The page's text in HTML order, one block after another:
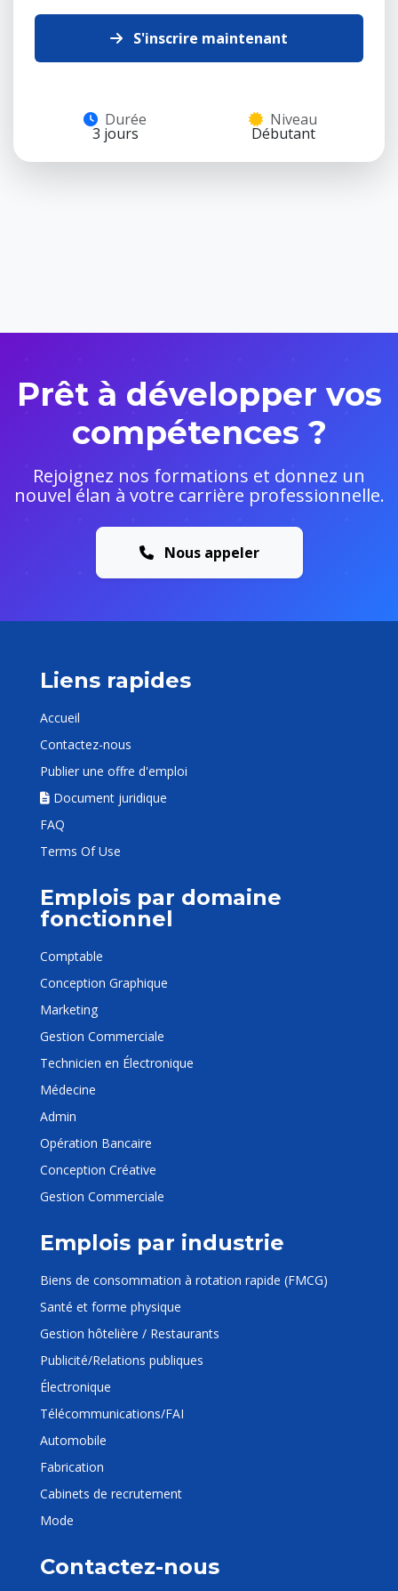
S'inscrire maintenant
Durée
3 jours
Niveau
Débutant
Prêt à développer vos
compétences ?
Rejoignez nos formations et donnez un
nouvel élan à votre carrière professionnelle.
Nous appeler
Liens rapides
Accueil
Contactez-nous
Publier une offre d'emploi
Document juridique
FAQ
Terms Of Use
Emplois par domaine
fonctionnel
Comptable
Conception Graphique
Marketing
Gestion Commerciale
Technicien en Électronique
Médecine
Admin
Opération Bancaire
Conception Créative
Gestion Commerciale
Emplois par industrie
Biens de consommation à rotation rapide (FMCG)
Santé et forme physique
Gestion hôtelière / Restaurants
Publicité/Relations publiques
Électronique
Télécommunications/FAI
Automobile
Fabrication
Cabinets de recrutement
Mode
Contactez-nous